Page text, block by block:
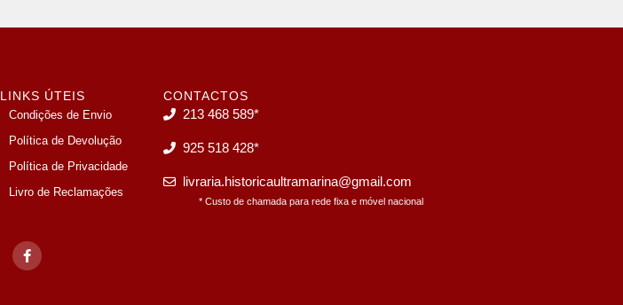
LINKS ÚTEIS
Condições de Envio
Política de Devolução
Política de Privacidade
Livro de Reclamações
CONTACTOS
213 468 589*
925 518 428*
livraria.historicaultramarina@gmail.com
* Custo de chamada para rede fixa e móvel nacional